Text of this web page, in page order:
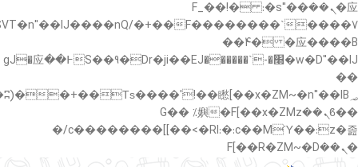
应�ܢ��F_��!� :�s"��
`��������F��+�SVT�n"��IJ����nQ/
�应����B ��4�
w�D"��IJ�׭�-`������S��9�Dr�ji��EJ߅��gJ�应
��
��ϐܢ��F[��x�ZMz�G�� %嬩
�/c��������[[��<�RI:�:c��MΎ��:z�졾
�ܢ��F[��R�ZM~�D